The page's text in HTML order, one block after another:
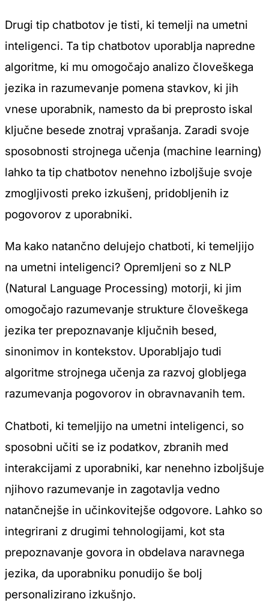
Drugi tip chatbotov je tisti, ki temelji na umetni
inteligenci. Ta tip chatbotov uporablja napredne
algoritme, ki mu omogočajo analizo človeškega
jezika in razumevanje pomena stavkov, ki jih
vnese uporabnik, namesto da bi preprosto iskal
ključne besede znotraj vprašanja. Zaradi svoje
sposobnosti strojnega učenja (machine learning)
lahko ta tip chatbotov nenehno izboljšuje svoje
zmogljivosti preko izkušenj, pridobljenih iz
pogovorov z uporabniki.
Ma kako natančno delujejo chatboti, ki temeljijo
na umetni inteligenci? Opremljeni so z NLP
(Natural Language Processing) motorji, ki jim
omogočajo razumevanje strukture človeškega
jezika ter prepoznavanje ključnih besed,
sinonimov in kontekstov. Uporabljajo tudi
algoritme strojnega učenja za razvoj globljega
razumevanja pogovorov in obravnavanih tem.
Chatboti, ki temeljijo na umetni inteligenci, so
sposobni učiti se iz podatkov, zbranih med
interakcijami z uporabniki, kar nenehno izboljšuje
njihovo razumevanje in zagotavlja vedno
natančnejše in učinkovitejše odgovore. Lahko so
integrirani z drugimi tehnologijami, kot sta
prepoznavanje govora in obdelava naravnega
jezika, da uporabniku ponudijo še bolj
personalizirano izkušnjo.